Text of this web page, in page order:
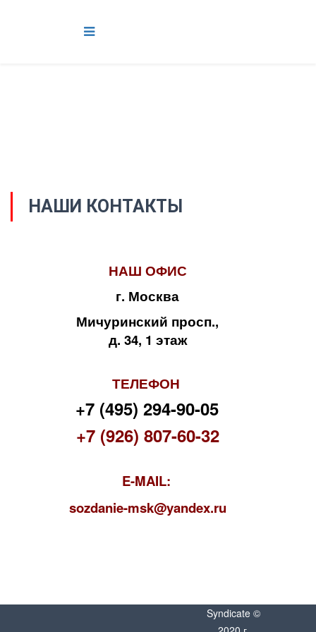
НАШИ КОНТАКТЫ
НАШ ОФИС
г. Москва
Мичуринский просп.,
д. 34, 1 этаж
ТЕЛЕФОН
+7 (495) 294-90-05
+7 (926) 807-60-32
E-MAIL:
sozdanie-msk@yandex.ru
Syndicate ©